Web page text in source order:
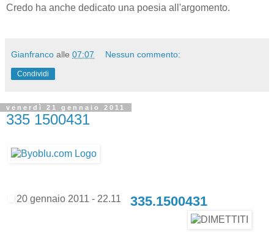
Credo ha anche dedicato una poesia all'argomento.
Gianfranco alle 07:07 Nessun commento:
Condividi
venerdì 21 gennaio 2011
335 1500431
20 gennaio 2011 - 22.11 335.1500431